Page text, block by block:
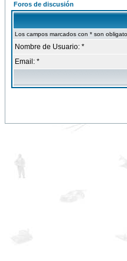
Foros de discusión
Los campos marcados con * son
Nombre de Usuario: *
Email: *